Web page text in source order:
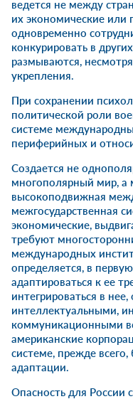
ведется не между
их экономические или
одновременно
конкурировать в
размываются,
укрепления.
При сохранении
политической роли
системе
периферийных и
Создается не
многополярный мир, а
высокоподвижная
межгосударственная
экономические,
требуют
международных
определяется, в
адаптироваться к ее
интегрироваться в
интеллектуальными,
коммуникационными
американские
системе, прежде
адаптации.
Опасность для России